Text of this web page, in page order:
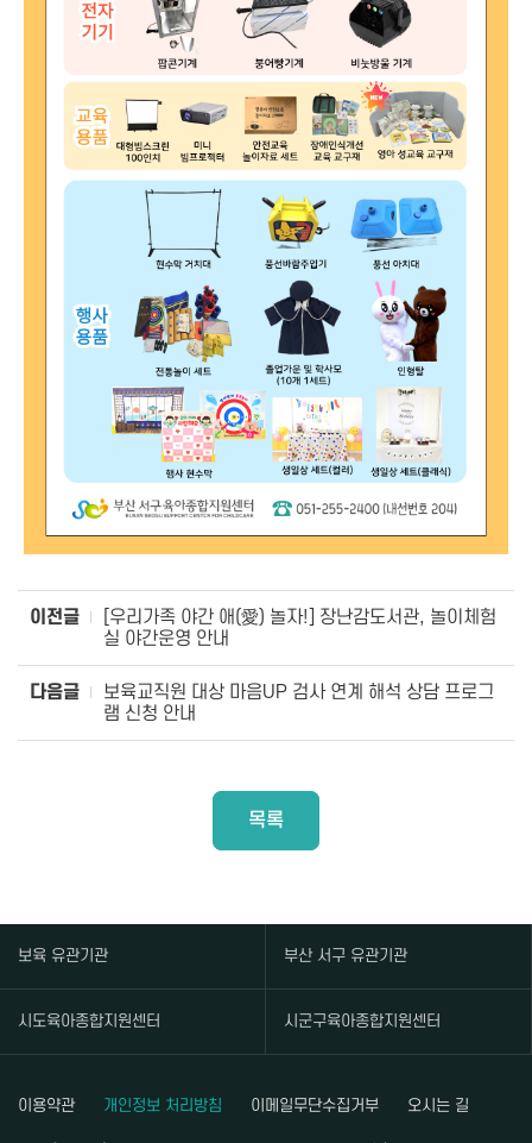
이전글
[우리가족 야간 애(愛) 놀자!] 장난감도서관, 놀이체험
실 야간운영 안내
다음글
보육교직원 대상 마음UP 검사 연계 해석 상담 프로그
램 신청 안내
목록
보육 유관기관 부산 서구 유관기관
시도육아종합지원센터 시군구육아종합지원센터
이용약관 개인정보 처리방침 이메일무단수집거부 오시는 길